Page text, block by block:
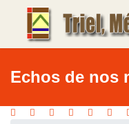
Echos de nos